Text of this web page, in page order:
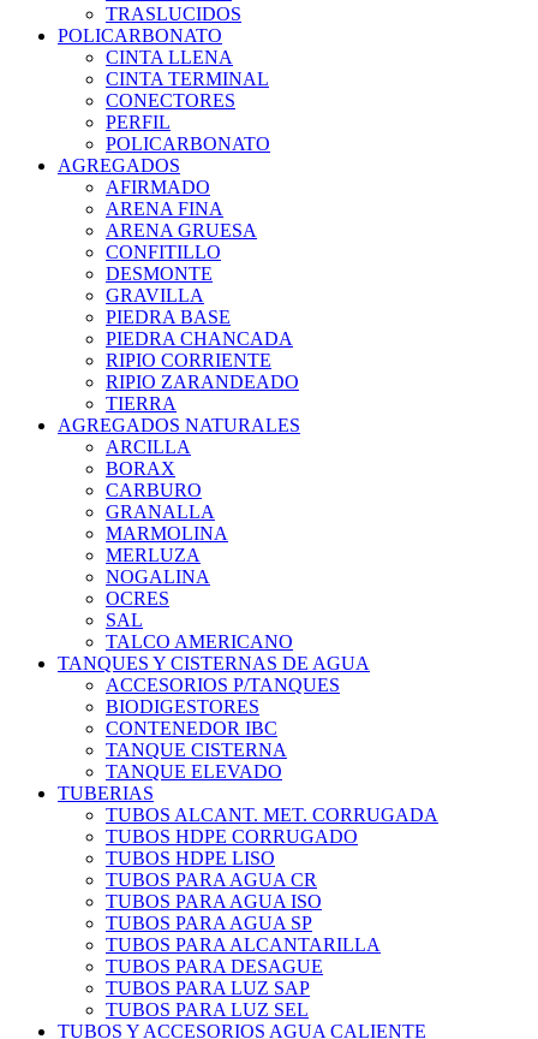
TRASLUCIDOS
POLICARBONATO
CINTA LLENA
CINTA TERMINAL
CONECTORES
PERFIL
POLICARBONATO
AGREGADOS
AFIRMADO
ARENA FINA
ARENA GRUESA
CONFITILLO
DESMONTE
GRAVILLA
PIEDRA BASE
PIEDRA CHANCADA
RIPIO CORRIENTE
RIPIO ZARANDEADO
TIERRA
AGREGADOS NATURALES
ARCILLA
BORAX
CARBURO
GRANALLA
MARMOLINA
MERLUZA
NOGALINA
OCRES
SAL
TALCO AMERICANO
TANQUES Y CISTERNAS DE AGUA
ACCESORIOS P/TANQUES
BIODIGESTORES
CONTENEDOR IBC
TANQUE CISTERNA
TANQUE ELEVADO
TUBERIAS
TUBOS ALCANT. MET. CORRUGADA
TUBOS HDPE CORRUGADO
TUBOS HDPE LISO
TUBOS PARA AGUA CR
TUBOS PARA AGUA ISO
TUBOS PARA AGUA SP
TUBOS PARA ALCANTARILLA
TUBOS PARA DESAGUE
TUBOS PARA LUZ SAP
TUBOS PARA LUZ SEL
TUBOS Y ACCESORIOS AGUA CALIENTE